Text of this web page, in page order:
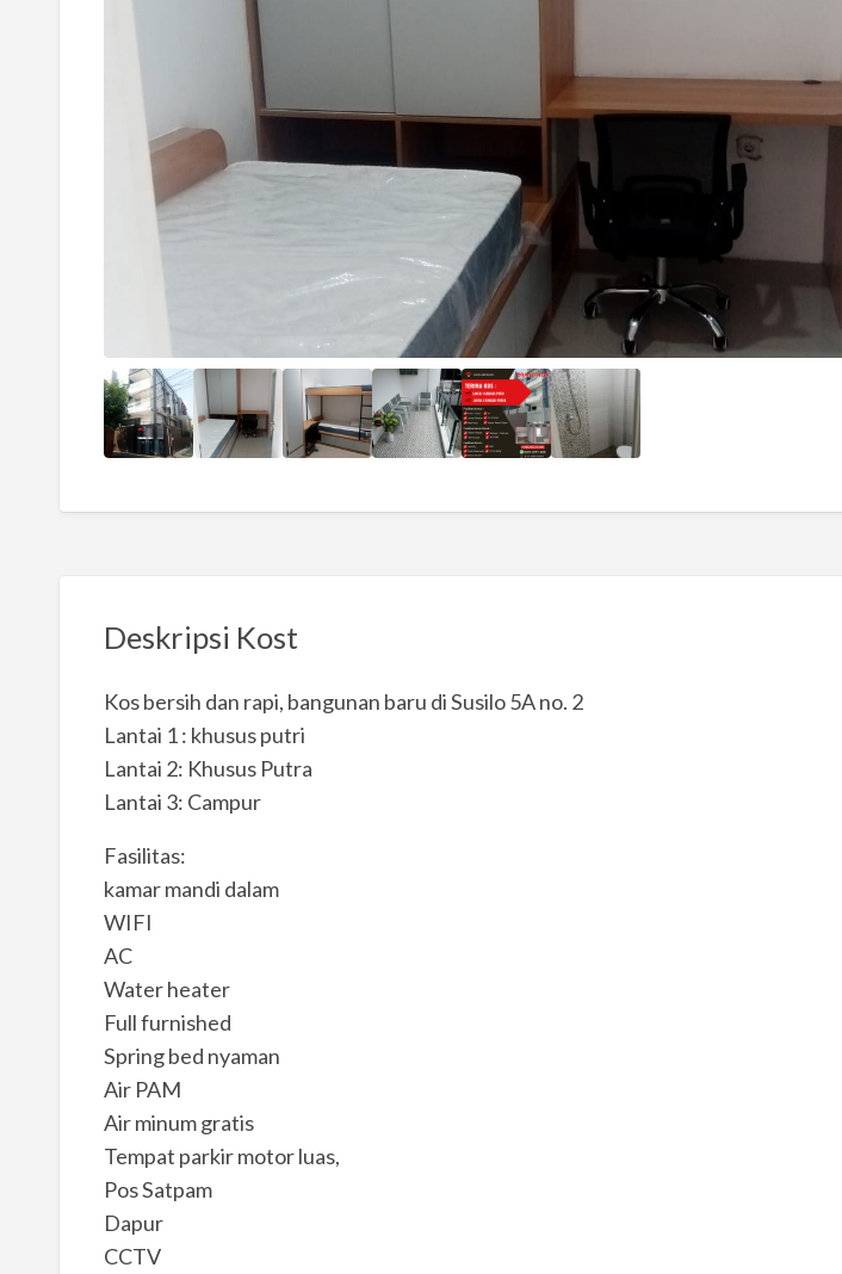
Deskripsi Kost
Kos bersih dan rapi, bangunan baru di Susilo 5A no. 2
Lantai 1 : khusus putri
Lantai 2: Khusus Putra
Lantai 3: Campur
Fasilitas:
kamar mandi dalam
WIFI
AC
Water heater
Full furnished
Spring bed nyaman
Air PAM
Air minum gratis
Tempat parkir motor luas,
Pos Satpam
Dapur
CCTV